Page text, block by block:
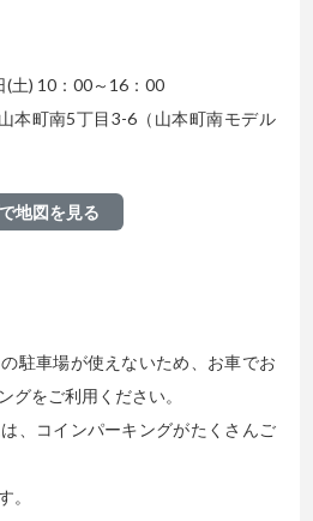
土) 10：00～16：00
本町南5丁目3-6（山本町南モデル
地図を見る
車場が使えないため、お車でお
グをご利用ください。
コインパーキングがたくさんご